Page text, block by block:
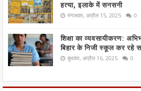
हत्या, इलाके में सनसनी
मंगलवार, अप्रैल 15, 2025 0
शिक्षा का व्यवसायीकरण:
बिहार के निजी स्कूल कर रहे
बुधवार, अप्रैल 16, 2025 0